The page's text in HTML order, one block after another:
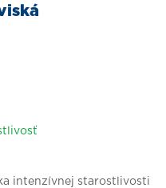
intenzívnej starostlivosti